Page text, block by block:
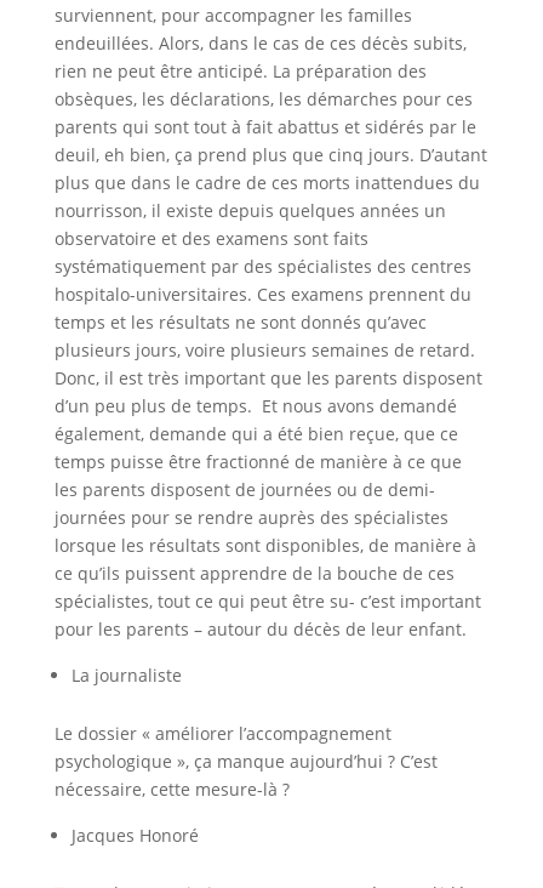
surviennent, pour accompagner les familles
endeuillées. Alors, dans le cas de ces décès subits,
rien ne peut être anticipé. La préparation des
obsèques, les déclarations, les démarches pour ces
parents qui sont tout à fait abattus et sidérés par le
deuil, eh bien, ça prend plus que cinq jours. D’autant
plus que dans le cadre de ces morts inattendues du
nourrisson, il existe depuis quelques années un
observatoire et des examens sont faits
systématiquement par des spécialistes des centres
hospitalo-universitaires. Ces examens prennent du
temps et les résultats ne sont donnés qu’avec
plusieurs jours, voire plusieurs semaines de retard.
Donc, il est très important que les parents disposent
d’un peu plus de temps. Et nous avons demandé
également, demande qui a été bien reçue, que ce
temps puisse être fractionné de manière à ce que
les parents disposent de journées ou de demi-
journées pour se rendre auprès des spécialistes
lorsque les résultats sont disponibles, de manière à
ce qu’ils puissent apprendre de la bouche de ces
spécialistes, tout ce qui peut être su- c’est important
pour les parents – autour du décès de leur enfant.
La journaliste
Le dossier « améliorer l’accompagnement
psychologique », ça manque aujourd’hui ? C’est
nécessaire, cette mesure-là ?
Jacques Honoré